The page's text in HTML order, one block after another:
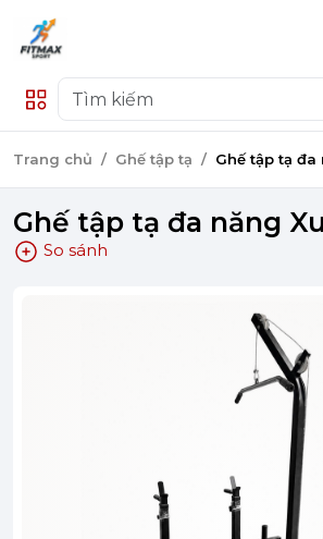
Trang chủ Ghế tập tạ Ghế tập tạ đa
Ghế tập tạ đa năng
So sánh